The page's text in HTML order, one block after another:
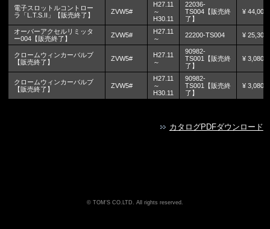
電子スロットルコントロー
ラ「L.T.S.II」【販売終了】
ZVW5#
H27.11
～
H30.11
22036-
TS004【販売終
了】
¥ 44,000
オーバーアクセルリミッタ
ー004【販売終了】
ZVW5#
H27.11
～
22200-TS004 ¥ 25,300
クロームウィンカーバルブ
【販売終了】
ZVW5#
H27.11
～
90982-
TS001【販売終
了】
¥ 3,080
クロームウィンカーバルブ
【販売終了】
ZVW5#
H27.11
～
H30.11
90982-
TS001【販売終
了】
¥ 3,080
カタログPDFダウンロード
TOM'S CO.LTD. All rights reserved.